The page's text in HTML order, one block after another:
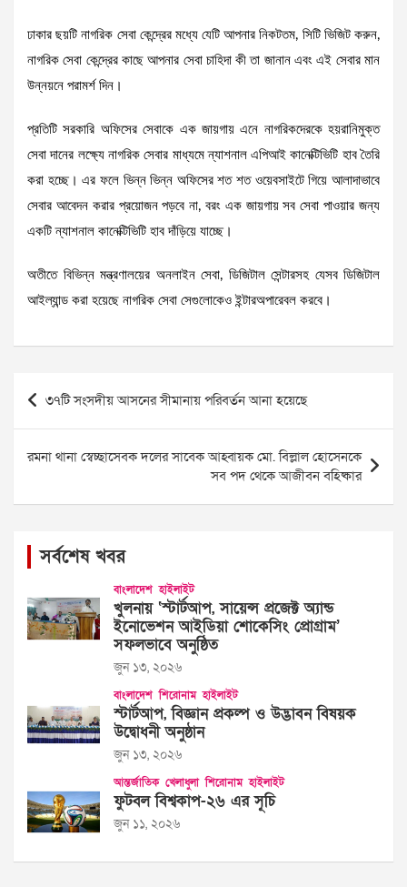
ঢাকার ছয়টি নাগরিক সেবা কেন্দ্রের মধ্যে যেটি আপনার নিকটতম, সিটি ভিজিট করুন,
নাগরিক সেবা কেন্দ্রের কাছে আপনার সেবা চাহিদা কী তা জানান এবং এই সেবার মান
উন্নয়নে পরামর্শ দিন।
প্রতিটি সরকারি অফিসের সেবাকে এক জায়গায় এনে নাগরিকদেরকে হয়রানিমুক্ত
সেবা দানের লক্ষ্যে নাগরিক সেবার মাধ্যমে ন্যাশনাল এপিআই কানেক্টিভিটি হাব তৈরি
করা হচ্ছে। এর ফলে ভিন্ন ভিন্ন অফিসের শত শত ওয়েবসাইটে গিয়ে আলাদাভাবে
সেবার আবেদন করার প্রয়োজন পড়বে না, বরং এক জায়গায় সব সেবা পাওয়ার জন্য
একটি ন্যাশনাল কানেক্টিভিটি হাব দাঁড়িয়ে যাচ্ছে।
অতীতে বিভিন্ন মন্ত্রণালয়ের অনলাইন সেবা, ডিজিটাল সেন্টারসহ যেসব ডিজিটাল
আইল্যান্ড করা হয়েছে নাগরিক সেবা সেগুলোকেও ইন্টারঅপারেবল করবে।
Post
navigation
৩৭টি সংসদীয় আসনের সীমানায় পরিবর্তন আনা হয়েছে
রমনা থানা স্বেচ্ছাসেবক দলের সাবেক আহ্বায়ক মো. বিল্লাল হোসেনকে
সব পদ থেকে আজীবন বহিষ্কার
সর্বশেষ খবর
বাংলাদেশ হাইলাইট
খুলনায় ‘স্টার্টআপ, সায়েন্স প্রজেক্ট অ্যান্ড
ইনোভেশন আইডিয়া শোকেসিং প্রোগ্রাম’
সফলভাবে অনুষ্ঠিত
জুন ১৩, ২০২৬
বাংলাদেশ শিরোনাম হাইলাইট
স্টার্টআপ, বিজ্ঞান প্রকল্প ও উদ্ভাবন বিষয়ক
উদ্বোধনী অনুষ্ঠান
জুন ১৩, ২০২৬
আন্তর্জাতিক খেলাধুলা শিরোনাম হাইলাইট
ফুটবল বিশ্বকাপ-২৬ এর সূচি
জুন ১১, ২০২৬